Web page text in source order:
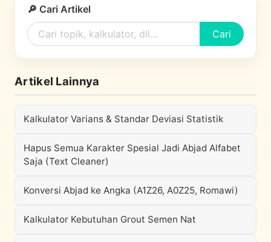
🔎 Cari Artikel
Cari
Artikel Lainnya
Kalkulator Varians & Standar Deviasi Statistik
Hapus Semua Karakter Spesial Jadi Abjad Alfabet
Saja (Text Cleaner)
Konversi Abjad ke Angka (A1Z26, A0Z25, Romawi)
Kalkulator Kebutuhan Grout Semen Nat